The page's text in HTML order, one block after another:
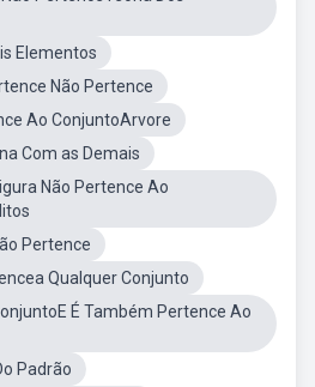
Elementos
Não Pertence
Ao ConjuntoArvore
Com as Demais
Não Pertence Ao
Pertence
Qualquer Conjunto
É Também Pertence Ao
Padrão